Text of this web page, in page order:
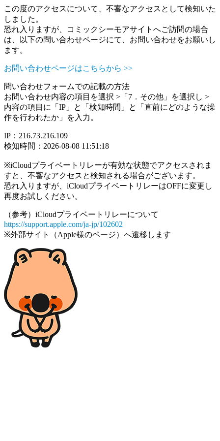
この度のアクセスについて、不審なアクセスとして検知いた
しました。
恐れ入りますが、コミックシーモアサイトへご訪問の場合
は、以下の問い合わせページにて、お問い合わせをお願いし
ます。
お問い合わせページはこちらから >>
問い合わせフォームでの記載の方法
お問い合わせ内容の項目を選択 >「7．その他」を選択し >
内容の項目に「IP」と「検知時間」と「直前にどのような操
作を行われたか」を入力。
IP：216.73.216.109
検知時間：2026-08-08 11:51:18
※iCloudプライベートリレーが有効な状態でアクセスされま
すと、不審なアクセスと検知される場合がございます。
恐れ入りますが、iCloudプライベートリレーはOFFに変更し
再度お試しください。
（参考）iCloudプライベートリレーについて
https://support.apple.com/ja-jp/102602
※外部サイト（Apple様のページ）へ遷移します